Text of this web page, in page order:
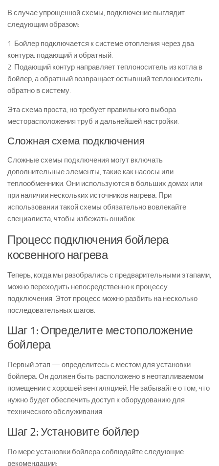
В случае упрощенной схемы, подключение выглядит
следующим образом:
1. Бойлер подключается к системе отопления через два
контура: подающий и обратный.
2. Подающий контур направляет теплоноситель из котла в
бойлер, а обратный возвращает остывший теплоноситель
обратно в систему.
Эта схема проста, но требует правильного выбора
месторасположения труб и дальнейшей настройки.
Сложная схема подключения
Сложные схемы подключения могут включать
дополнительные элементы, такие как насосы или
теплообменники. Они используются в больших домах или
при наличии нескольких источников нагрева. При
использовании такой схемы обязательно вовлекайте
специалиста, чтобы избежать ошибок.
Процесс подключения бойлера
косвенного нагрева
Теперь, когда мы разобрались с предварительными этапами,
можно переходить непосредственно к процессу
подключения. Этот процесс можно разбить на несколько
последовательных шагов.
Шаг 1: Определите местоположение
бойлера
Первый этап — определитесь с местом для установки
бойлера. Он должен быть расположено в неотапливаемом
помещении с хорошей вентиляцией. Не забывайте о том, что
нужно будет обеспечить доступ к оборудованию для
технического обслуживания.
Шаг 2: Установите бойлер
По мере установки бойлера соблюдайте следующие
рекомендации: